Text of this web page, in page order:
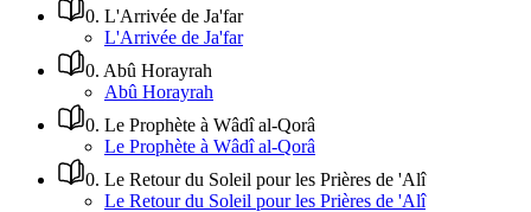
0. L'Arrivée de Ja'far
L'Arrivée de Ja'far
0. Abû Horayrah
Abû Horayrah
0. Le Prophète à Wâdî al-Qorâ
Le Prophète à Wâdî al-Qorâ
0. Le Retour du Soleil pour les Prières de 'Alî
Le Retour du Soleil pour les Prières de 'Alî